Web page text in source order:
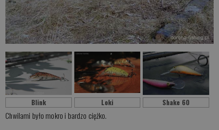
Blink Loki Shake 60
Chwilami było mokro i bardzo ciężko.